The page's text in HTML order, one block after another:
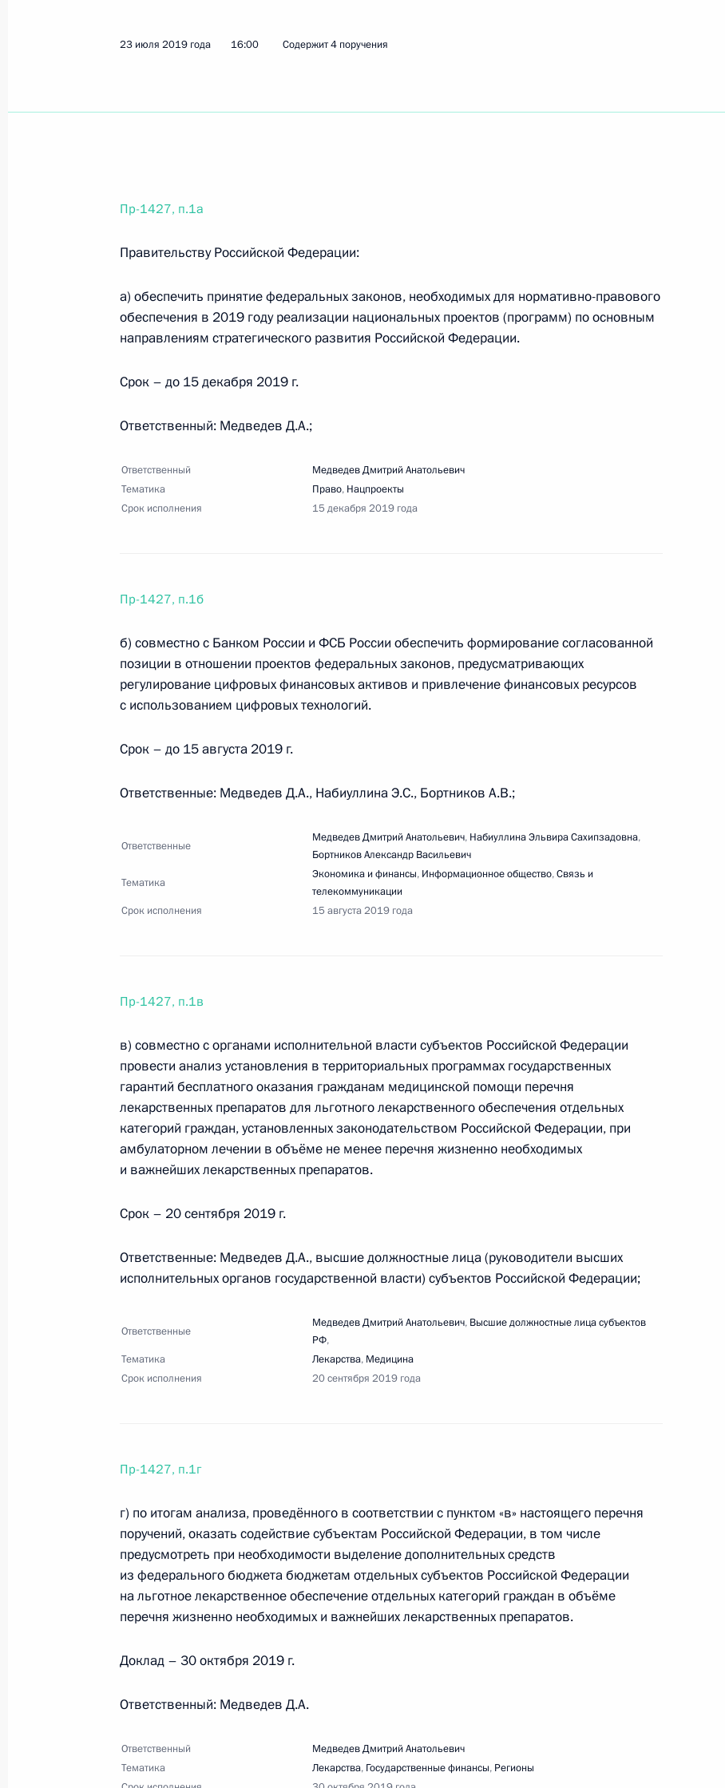
12 сентября 2019 года, четверг
Перечень поручений по результатам проверки исполнения законодательства
12 сентября 2019 года, 13:00 19 поручений
6 сентября 2019 года, пятница
Кремлёвском сквере
2 сентября 2019 года, понедельник
Перечень поручений по итогам совещания по вопросам модернизации первичного
24 августа 2019 года, суббота
Перечень поручений по итогам встречи с руководителями угледобывающих
регионов
21 августа 2019 года, среда
Перечень поручений по итогам встречи со студентами и аспирантами Уральского
федерального университета имени Б.Н.Ельцина
21 августа 2019 года, 12:00 6 поручений
базирования Левашово
29 июля 2019 года, понедельник
Перечень поручений по господдержке лиц, проявивших выдающиеся способности
и поступивших в магистратуру
23 июля 2019 года, вторник
23 июля 2019 года, 16:00 4 поручения
20 июля 2019 года, суббота
Перечень поручений по итогам совещания по вопросу стимулирования нефтяной
отрасли
20 июля 2019 года, 19:00 4 поручения
иммунобиологических лекарственных препаратов
23 июля 2019 года 16:00 Содержит 4 поручения
Пр-1427, п.1а
Правительству Российской Федерации:
а) обеспечить принятие федеральных законов, необходимых для нормативно-правового
обеспечения в 2019 году реализации национальных проектов (программ) по основным
направлениям стратегического развития Российской Федерации.
Срок – до 15 декабря 2019 г.
Ответственный: Медведев Д.А.;
Ответственный
Медведев Дмитрий Анатольевич
Тематика
Право, Нацпроекты
Срок исполнения
15 декабря 2019 года
Пр-1427, п.1б
б) совместно с Банком России и ФСБ России обеспечить формирование согласованной
позиции в отношении проектов федеральных законов, предусматривающих
регулирование цифровых финансовых активов и привлечение финансовых ресурсов
с использованием цифровых технологий.
Срок – до 15 августа 2019 г.
Ответственные: Медведев Д.А., Набиуллина Э.С., Бортников А.В.;
Ответственные
Медведев Дмитрий Анатольевич, Набиуллина Эльвира Сахипзадовна,
Бортников Александр Васильевич
Тематика
Экономика и финансы, Информационное общество,Связь и
телекоммуникации
Срок исполнения
15 августа 2019 года
Пр-1427, п.1в
в) совместно с органами исполнительной власти субъектов Российской Федерации
провести анализ установления в территориальных программах государственных
гарантий бесплатного оказания гражданам медицинской помощи перечня
лекарственных препаратов для льготного лекарственного обеспечения отдельных
категорий граждан, установленных законодательством Российской Федерации, при
амбулаторном лечении в объёме не менее перечня жизненно необходимых
и важнейших лекарственных препаратов.
Срок – 20 сентября 2019 г.
Ответственные: Медведев Д.А., высшие должностные лица (руководители высших
исполнительных органов государственной власти) субъектов Российской Федерации;
Ответственные
Медведев Дмитрий Анатольевич, Высшие должностные лица субъектов
РФ,
Тематика
Лекарства, Медицина
Срок исполнения
20 сентября 2019 года
Пр-1427, п.1г
г) по итогам анализа, проведённого в соответствии с пунктом «в» настоящего перечня
поручений, оказать содействие субъектам Российской Федерации, в том числе
предусмотреть при необходимости выделение дополнительных средств
из федерального бюджета бюджетам отдельных субъектов Российской Федерации
на льготное лекарственное обеспечение отдельных категорий граждан в объёме
перечня жизненно необходимых и важнейших лекарственных препаратов.
Доклад – 30 октября 2019 г.
Ответственный: Медведев Д.А.
Ответственный
Медведев Дмитрий Анатольевич
Тематика
Лекарства, Государственные финансы, Регионы